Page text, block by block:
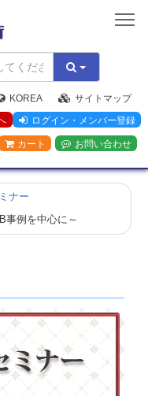
KOREA
サイトマップ
ログイン・メンバー登録
カート お問い合わせ
ナー
事例を中心に～